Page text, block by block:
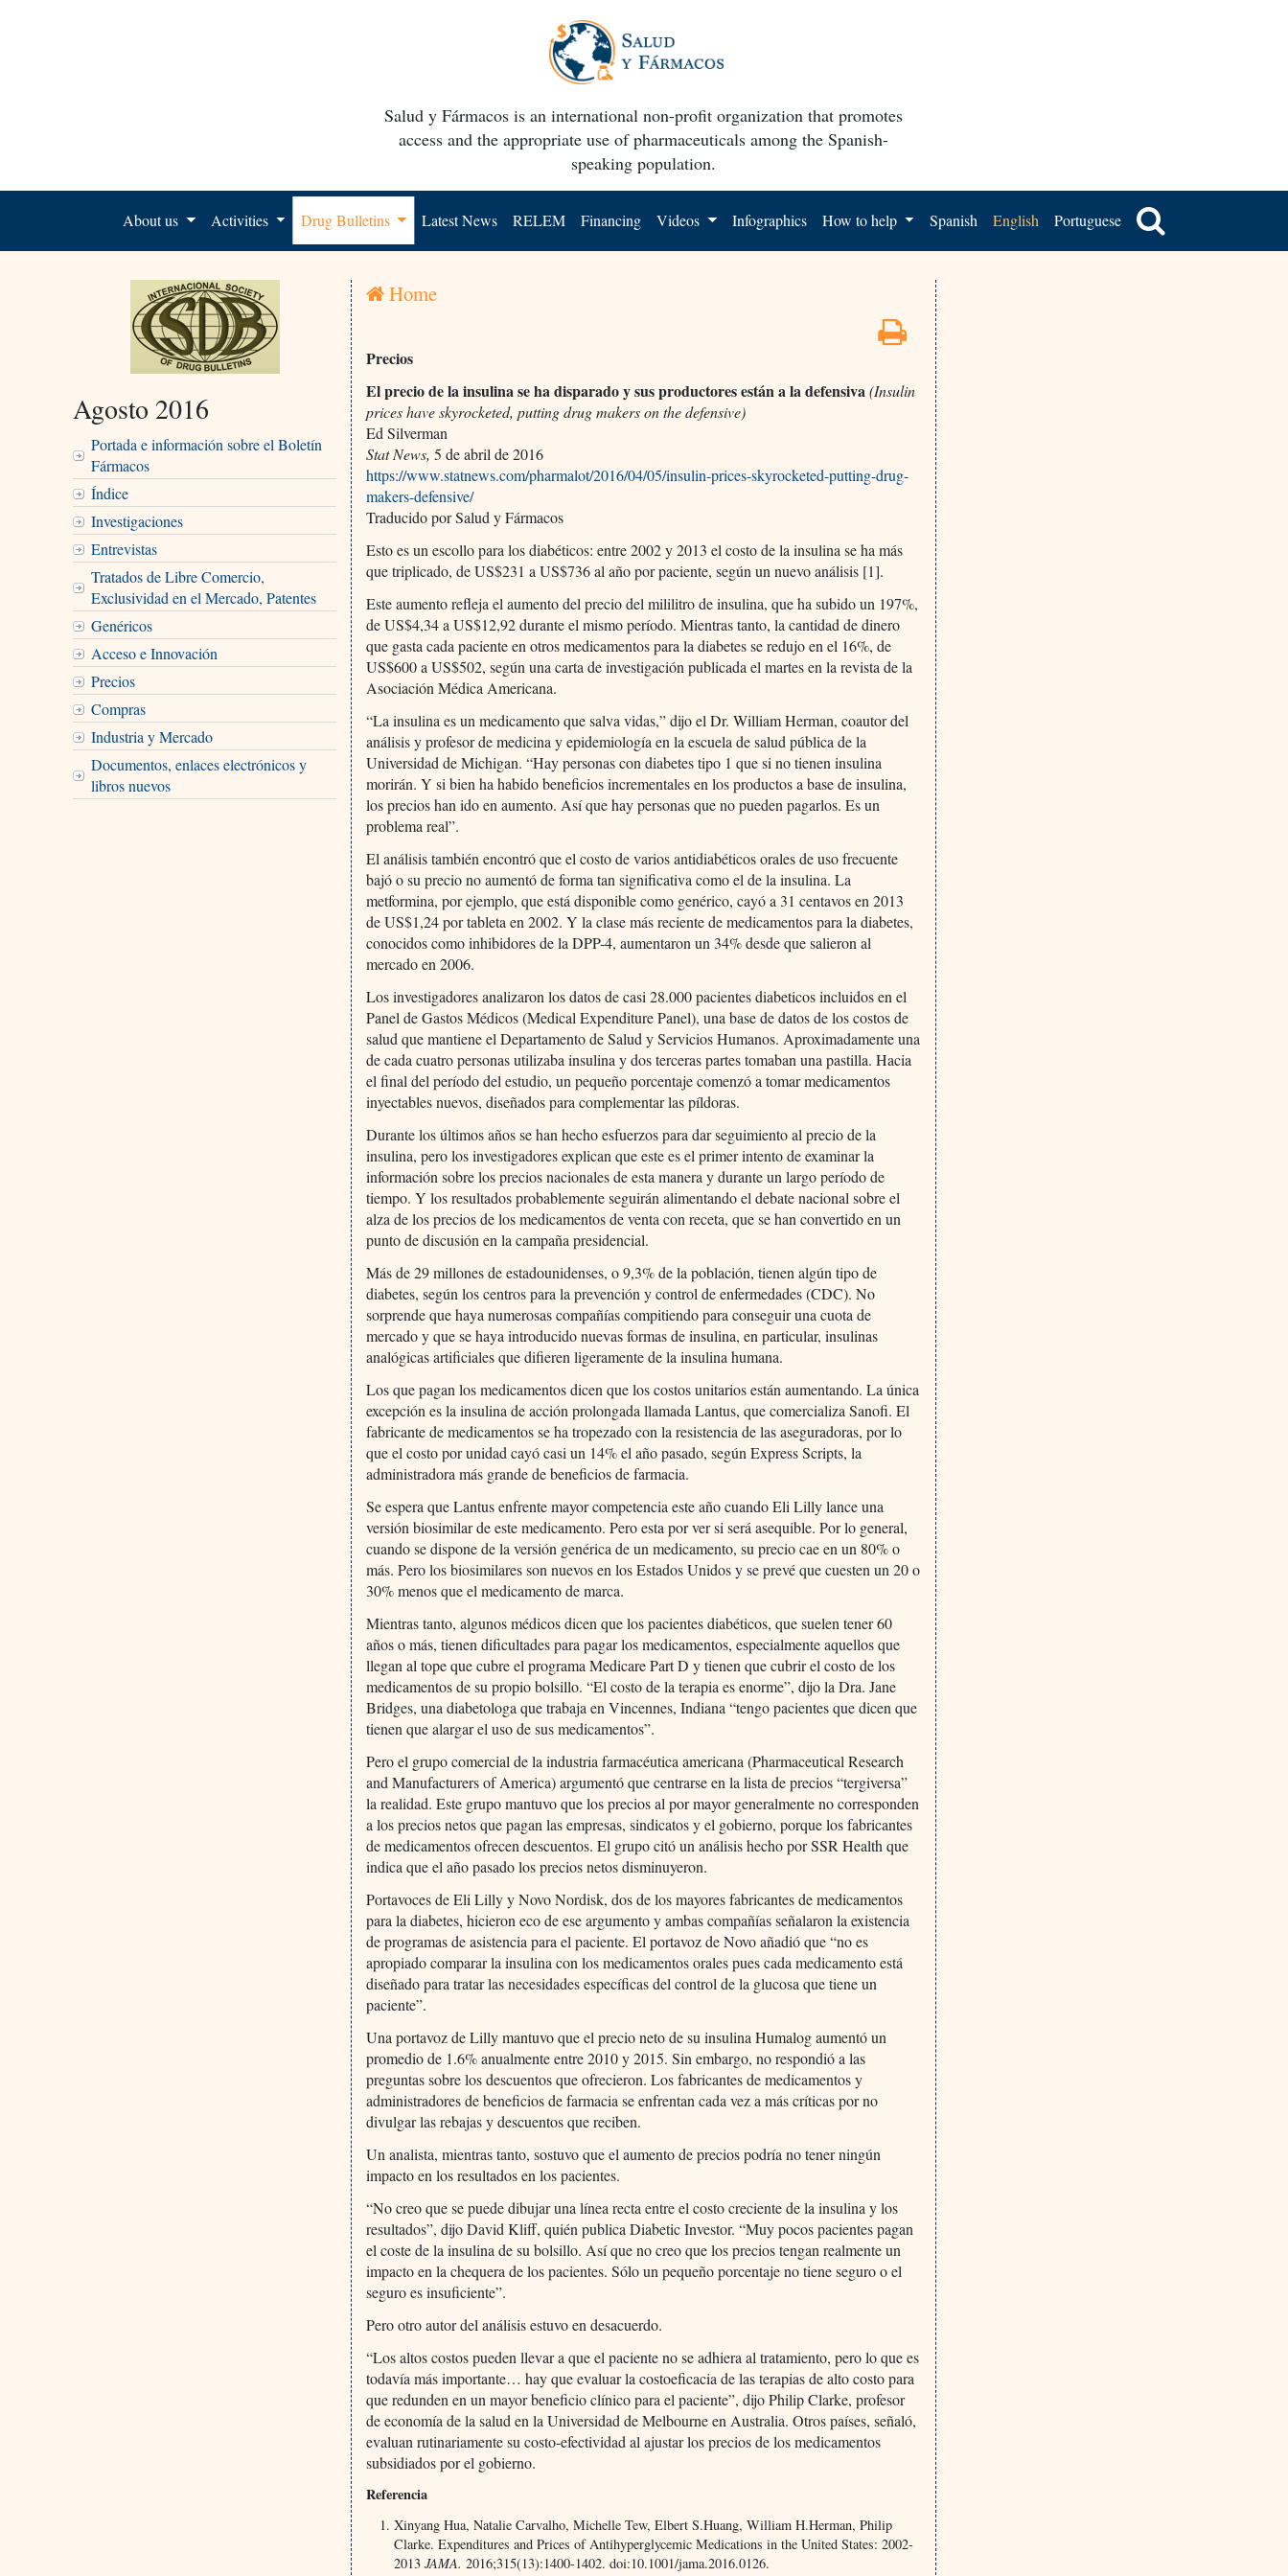
Salud y Fármacos is an international non-profit organization that promotes
access and the appropriate use of pharmaceuticals among the Spanish-
speaking population.
About us Activities Drug Bulletins Latest News RELEM Financing Videos Infographics How to help Spanish English Portuguese
Agosto 2016
Portada e información sobre el Boletín
Fármacos
Índice
Investigaciones
Entrevistas
Tratados de Libre Comercio,
Exclusividad en el Mercado, Patentes
Genéricos
Acceso e Innovación
Precios
Compras
Industria y Mercado
Documentos, enlaces electrónicos y
libros nuevos
Home
Precios
El precio de la insulina se ha disparado y sus productores están a la defensiva(Insulin
prices have skyrocketed, putting drug makers on the defensive)
Ed Silverman
Stat News,5 de abril de 2016
https://www.statnews.com/pharmalot/2016/04/05/insulin-prices-skyrocketed-putting-drug-
makers-defensive/
Traducido por Salud y Fármacos
Esto es un escollo para los diabéticos: entre 2002 y 2013 el costo de la insulina se ha más
que triplicado, de US$231 a US$736 al año por paciente, según un nuevo análisis [1].
Este aumento refleja el aumento del precio del mililitro de insulina, que ha subido un 197%,
de US$4,34 a US$12,92 durante el mismo período. Mientras tanto, la cantidad de dinero
que gasta cada paciente en otros medicamentos para la diabetes se redujo en el 16%, de
US$600 a US$502, según una carta de investigación publicada el martes en la revista de la
Asociación Médica Americana.
“La insulina es un medicamento que salva vidas,” dijo el Dr. William Herman, coautor del
análisis y profesor de medicina y epidemiología en la escuela de salud pública de la
Universidad de Michigan. “Hay personas con diabetes tipo 1 que si no tienen insulina
morirán. Y si bien ha habido beneficios incrementales en los productos a base de insulina,
los precios han ido en aumento. Así que hay personas que no pueden pagarlos. Es un
problema real”.
El análisis también encontró que el costo de varios antidiabéticos orales de uso frecuente
bajó o su precio no aumentó de forma tan significativa como el de la insulina. La
metformina, por ejemplo, que está disponible como genérico, cayó a 31 centavos en 2013
de US$1,24 por tableta en 2002. Y la clase más reciente de medicamentos para la diabetes,
conocidos como inhibidores de la DPP-4, aumentaron un 34% desde que salieron al
mercado en 2006.
Los investigadores analizaron los datos de casi 28.000 pacientes diabeticos incluidos en el
Panel de Gastos Médicos (Medical Expenditure Panel), una base de datos de los costos de
salud que mantiene el Departamento de Salud y Servicios Humanos. Aproximadamente una
de cada cuatro personas utilizaba insulina y dos terceras partes tomaban una pastilla. Hacia
el final del período del estudio, un pequeño porcentaje comenzó a tomar medicamentos
inyectables nuevos, diseñados para complementar las píldoras.
Durante los últimos años se han hecho esfuerzos para dar seguimiento al precio de la
insulina, pero los investigadores explican que este es el primer intento de examinar la
información sobre los precios nacionales de esta manera y durante un largo período de
tiempo. Y los resultados probablemente seguirán alimentando el debate nacional sobre el
alza de los precios de los medicamentos de venta con receta, que se han convertido en un
punto de discusión en la campaña presidencial.
Más de 29 millones de estadounidenses, o 9,3% de la población, tienen algún tipo de
diabetes, según los centros para la prevención y control de enfermedades (CDC). No
sorprende que haya numerosas compañías compitiendo para conseguir una cuota de
mercado y que se haya introducido nuevas formas de insulina, en particular, insulinas
analógicas artificiales que difieren ligeramente de la insulina humana.
Los que pagan los medicamentos dicen que los costos unitarios están aumentando. La única
excepción es la insulina de acción prolongada llamada Lantus, que comercializa Sanofi. El
fabricante de medicamentos se ha tropezado con la resistencia de las aseguradoras, por lo
que el costo por unidad cayó casi un 14% el año pasado, según Express Scripts, la
administradora más grande de beneficios de farmacia.
Se espera que Lantus enfrente mayor competencia este año cuando Eli Lilly lance una
versión biosimilar de este medicamento. Pero esta por ver si será asequible. Por lo general,
cuando se dispone de la versión genérica de un medicamento, su precio cae en un 80% o
más. Pero los biosimilares son nuevos en los Estados Unidos y se prevé que cuesten un 20 o
30% menos que el medicamento de marca.
Mientras tanto, algunos médicos dicen que los pacientes diabéticos, que suelen tener 60
años o más, tienen dificultades para pagar los medicamentos, especialmente aquellos que
llegan al tope que cubre el programa Medicare Part D y tienen que cubrir el costo de los
medicamentos de su propio bolsillo. “El costo de la terapia es enorme”, dijo la Dra. Jane
Bridges, una diabetologa que trabaja en Vincennes, Indiana “tengo pacientes que dicen que
tienen que alargar el uso de sus medicamentos”.
Pero el grupo comercial de la industria farmacéutica americana (Pharmaceutical Research
and Manufacturers of America) argumentó que centrarse en la lista de precios “tergiversa”
la realidad. Este grupo mantuvo que los precios al por mayor generalmente no corresponden
a los precios netos que pagan las empresas, sindicatos y el gobierno, porque los fabricantes
de medicamentos ofrecen descuentos. El grupo citó un análisis hecho por SSR Health que
indica que el año pasado los precios netos disminuyeron.
Portavoces de Eli Lilly y Novo Nordisk, dos de los mayores fabricantes de medicamentos
para la diabetes, hicieron eco de ese argumento y ambas compañías señalaron la existencia
de programas de asistencia para el paciente. El portavoz de Novo añadió que “no es
apropiado comparar la insulina con los medicamentos orales pues cada medicamento está
diseñado para tratar las necesidades específicas del control de la glucosa que tiene un
paciente”.
Una portavoz de Lilly mantuvo que el precio neto de su insulina Humalog aumentó un
promedio de 1.6% anualmente entre 2010 y 2015. Sin embargo, no respondió a las
preguntas sobre los descuentos que ofrecieron. Los fabricantes de medicamentos y
administradores de beneficios de farmacia se enfrentan cada vez a más críticas por no
divulgar las rebajas y descuentos que reciben.
Un analista, mientras tanto, sostuvo que el aumento de precios podría no tener ningún
impacto en los resultados en los pacientes.
“No creo que se puede dibujar una línea recta entre el costo creciente de la insulina y los
resultados”, dijo David Kliff, quién publica Diabetic Investor. “Muy pocos pacientes pagan
el coste de la insulina de su bolsillo. Así que no creo que los precios tengan realmente un
impacto en la chequera de los pacientes. Sólo un pequeño porcentaje no tiene seguro o el
seguro es insuficiente”.
Pero otro autor del análisis estuvo en desacuerdo.
“Los altos costos pueden llevar a que el paciente no se adhiera al tratamiento, pero lo que es
todavía más importante… hay que evaluar la costoeficacia de las terapias de alto costo para
que redunden en un mayor beneficio clínico para el paciente”, dijo Philip Clarke, profesor
de economía de la salud en la Universidad de Melbourne en Australia. Otros países, señaló,
evaluan rutinariamente su costo-efectividad al ajustar los precios de los medicamentos
subsidiados por el gobierno.
Referencia
Xinyang Hua, Natalie Carvalho, Michelle Tew, Elbert S.Huang, William H.Herman, Philip
Clarke. Expenditures and Prices of Antihyperglycemic Medications in the United States: 2002-
2013JAMA.2016;315(13):1400-1402. doi:10.1001/jama.2016.0126.